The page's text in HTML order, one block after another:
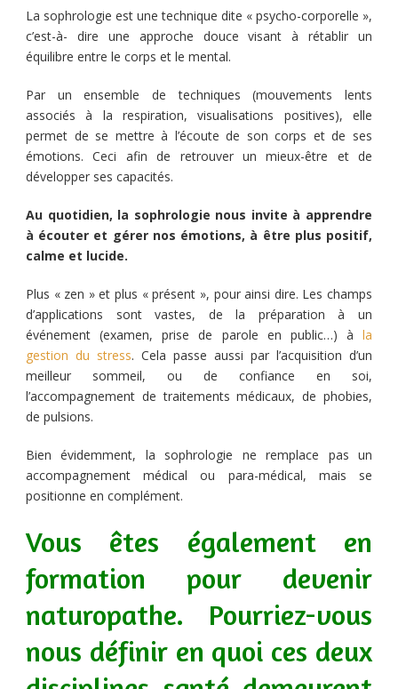
La sophrologie est une technique dite « psycho-corporelle »,
c’est-à- dire une approche douce visant à rétablir un
équilibre entre le corps et le mental.
Par un ensemble de techniques (mouvements lents
associés à la respiration, visualisations positives), elle
permet de se mettre à l’écoute de son corps et de ses
émotions. Ceci afin de retrouver un mieux-être et de
développer ses capacités.
Au quotidien, la sophrologie nous invite à apprendre
à écouter et gérer nos émotions, à être plus positif,
calme et lucide.
Plus « zen » et plus « présent », pour ainsi dire. Les champs
d’applications sont vastes, de la préparation à un
événement (examen, prise de parole en public…) à la
gestion du stress. Cela passe aussi par l’acquisition d’un
meilleur sommeil, ou de confiance en soi,
l’accompagnement de traitements médicaux, de phobies,
de pulsions.
Bien évidemment, la sophrologie ne remplace pas un
accompagnement médical ou para-médical, mais se
positionne en complément.
Vous êtes également en
formation pour devenir
naturopathe. Pourriez-vous
nous définir en quoi ces deux